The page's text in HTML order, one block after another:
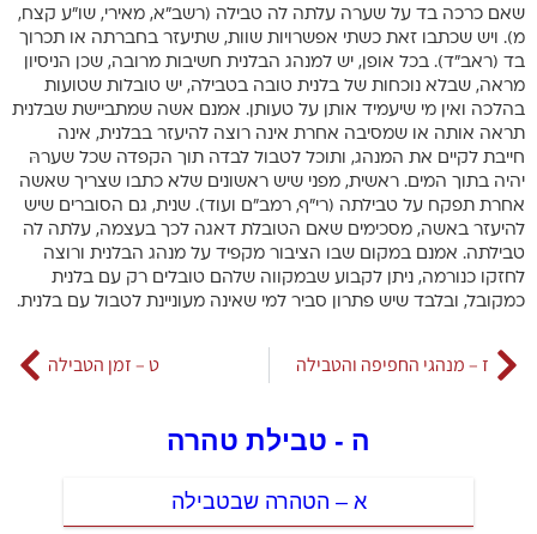
שאם כרכה בד על שערה עלתה לה טבילה (רשב”א, מאירי, שו”ע קצח,
מ). ויש שכתבו זאת כשתי אפשרויות שוות, שתיעזר בחברתה או תכרוך
בד (ראב”ד). בכל אופן, יש למנהג הבלנית חשיבות מרובה, שכן הניסיון
מראה, שבלא נוכחות של בלנית טובה בטבילה, יש טובלות שטועות
בהלכה ואין מי שיעמיד אותן על טעותן. אמנם אשה שמתביישת שבלנית
תראה אותה או שמסיבה אחרת אינה רוצה להיעזר בבלנית, אינה
חייבת לקיים את המנהג, ותוכל לטבול לבדה תוך הקפדה שכל שערהּ
יהיה בתוך המים. ראשית, מפני שיש ראשונים שלא כתבו שצריך שאשה
אחרת תפקח על טבילתה (רי”ף, רמב”ם ועוד). שנית, גם הסוברים שיש
להיעזר באשה, מסכימים שאם הטובלת דאגה לכך בעצמה, עלתה לה
טבילתה. אמנם במקום שבו הציבור מקפיד על מנהג הבלנית ורוצה
לחזקו כנורמה, ניתן לקבוע שבמקווה שלהם טובלים רק עם בלנית
כמקובל, ובלבד שיש פתרון סביר למי שאינה מעוניינת לטבול עם בלנית.
ז – מנהגי החפיפה והטבילה ט – זמן הטבילה
ה - טבילת טהרה
א – הטהרה שבטבילה